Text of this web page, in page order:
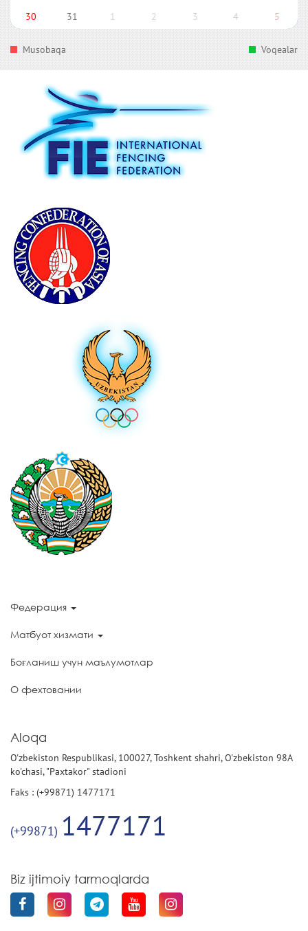
30
31 1 2 3 4 5
Musobaqa Voqealar
Федерация
Матбуот хизмати
Боғланиш учун маълумотлар
О фехтовании
Aloqa
O'zbekiston Respublikasi, 100027, Toshkent shahri, O'zbekiston 98A
ko'chasi, "Paxtakor" stadioni
Faks : (+99871) 1477171
(+99871) 1477171
Biz ijtimoiy tarmoqlarda